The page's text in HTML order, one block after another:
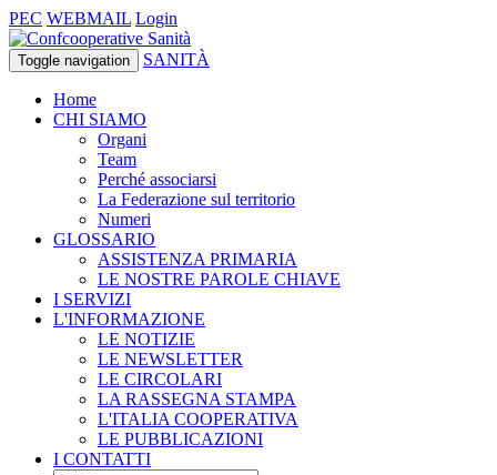
PEC WEBMAIL Login
Toggle navigation SANITÀ
Home
CHI SIAMO
Organi
Team
Perché associarsi
La Federazione sul territorio
Numeri
GLOSSARIO
ASSISTENZA PRIMARIA
LE NOSTRE PAROLE CHIAVE
I SERVIZI
L'INFORMAZIONE
LE NOTIZIE
LE NEWSLETTER
LE CIRCOLARI
LA RASSEGNA STAMPA
L'ITALIA COOPERATIVA
LE PUBBLICAZIONI
I CONTATTI